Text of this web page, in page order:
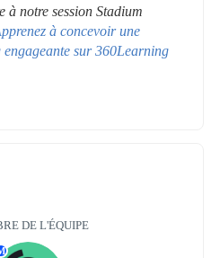
à notre session Stadium
à concevoir une
sur 360Learning
DE L'ÉQUIPE